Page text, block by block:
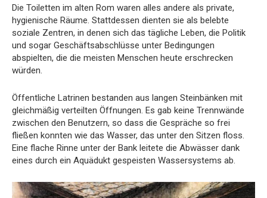
Die Toiletten im alten Rom waren alles andere als private,
hygienische Räume. Stattdessen dienten sie als belebte
soziale Zentren, in denen sich das tägliche Leben, die Politik
und sogar Geschäftsabschlüsse unter Bedingungen
abspielten, die die meisten Menschen heute erschrecken
würden.
Öffentliche Latrinen bestanden aus langen Steinbänken mit
gleichmäßig verteilten Öffnungen. Es gab keine Trennwände
zwischen den Benutzern, so dass die Gespräche so frei
fließen konnten wie das Wasser, das unter den Sitzen floss.
Eine flache Rinne unter der Bank leitete die Abwässer dank
eines durch ein Aquädukt gespeisten Wassersystems ab.